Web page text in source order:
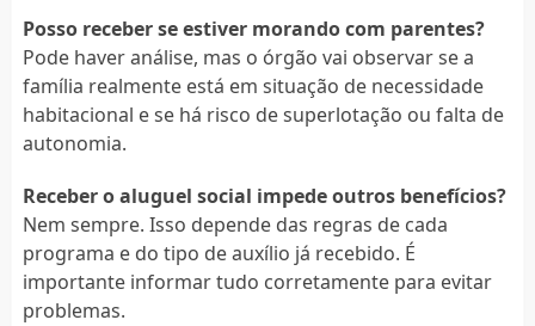
Posso receber se estiver morando com parentes?
Pode haver análise, mas o órgão vai observar se a
família realmente está em situação de necessidade
habitacional e se há risco de superlotação ou falta de
autonomia.
Receber o aluguel social impede outros benefícios?
Nem sempre. Isso depende das regras de cada
programa e do tipo de auxílio já recebido. É
importante informar tudo corretamente para evitar
problemas.